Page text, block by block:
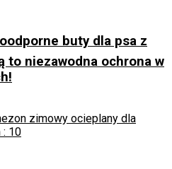
buty dla psa z
to niezawodna ochrona w